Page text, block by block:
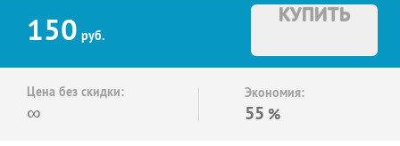
150 руб.
КУПИТЬ
Цена без скидки:
∞
Экономия:
55 %